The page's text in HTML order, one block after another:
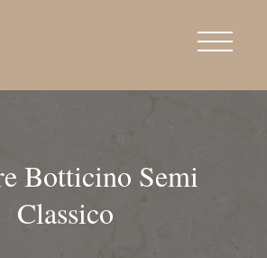
Botticino Semi
Classico